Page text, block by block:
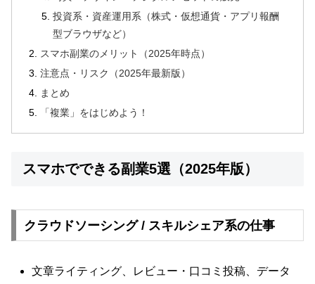
投資系・資産運用系（株式・仮想通貨・アプリ報酬
型ブラウザなど）
スマホ副業のメリット（2025年時点）
注意点・リスク（2025年最新版）
まとめ
「複業」をはじめよう！
スマホでできる副業5選（2025年版）
クラウドソーシング / スキルシェア系の仕事
文章ライティング、レビュー・口コミ投稿、データ